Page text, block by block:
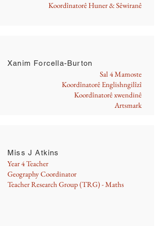
Koordînatorê Huner & Sêwiranê
Xanim Forcella-Burton
Sal 4 Mamoste
Koordînatorê Englishngilîzî
Koordînatorê xwendinê
Artsmark
Miss J Atkins
Year 4 Teacher
Geography Coordinator
Teacher Research Group (TRG) - Maths